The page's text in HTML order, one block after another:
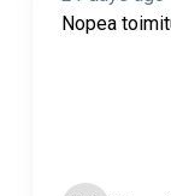
Nopea